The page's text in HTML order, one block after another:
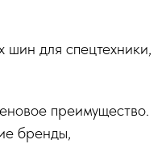
для спецтехники,
преимущество.
бренды,